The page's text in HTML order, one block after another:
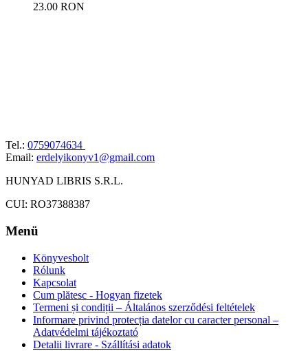
23.00 RON
Tel.: 0759074634
Email: erdelyikonyv1@gmail.com
HUNYAD LIBRIS S.R.L.
CUI: RO37388387
Menü
Könyvesbolt
Rólunk
Kapcsolat
Cum plătesc - Hogyan fizetek
Termeni și condiții – Általános szerződési feltételek
Informare privind protecția datelor cu caracter personal –
Adatvédelmi tájékoztató
Detalii livrare - Szállítási adatok